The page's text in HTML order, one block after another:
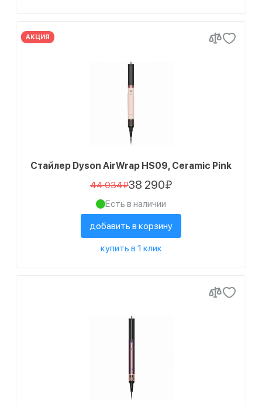
АКЦИЯ
Стайлер Dyson AirWrap HS09, Ceramic Pink
44 034₽38 290₽
Есть в наличии
добавить в корзину
купить в 1 клик